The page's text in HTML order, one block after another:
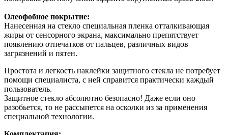
Олеофобное покрытие:
Нанесенная на стекло специальная пленка отталкивающая
жиры от сенсорного экрана, максимально препятствует
появлению отпечатков от пальцев, различных видов
загрязнений и пятен.
Простота и легкость наклейки защитного стекла не потребует
помощи специалиста, с ней справится практически каждый
пользователь.
Защитное стекло абсолютно безопасно! Даже если оно
разобьется, то не рассыпется на осколки из за применения
специальной технологии.